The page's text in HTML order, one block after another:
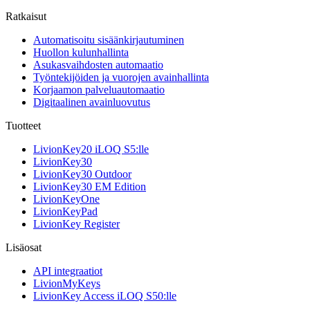
Ratkaisut
Automatisoitu sisäänkirjautuminen
Huollon kulunhallinta
Asukasvaihdosten automaatio
Työntekijöiden ja vuorojen avainhallinta
Korjaamon palveluautomaatio
Digitaalinen avainluovutus
Tuotteet
LivionKey20 iLOQ S5:lle
LivionKey30
LivionKey30 Outdoor
LivionKey30 EM Edition
LivionKeyOne
LivionKeyPad
LivionKey Register
Lisäosat
API integraatiot
LivionMyKeys
LivionKey Access iLOQ S50:lle